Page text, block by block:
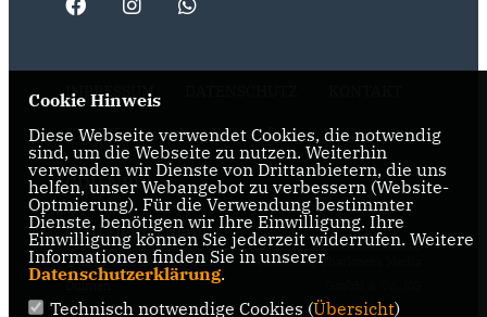
IMPRESSUM
CDU Kreisverband Coesfeld
CDU NRW
CDU Deutschlands
@2026 CDU Stadtverband
Dülmen
Alle Rechte vorbehalten.
Realisation: Sharkness Media
Cookie Hinweis
Diese Webseite verwendet Cookies, die notwendig
sind, um die Webseite zu nutzen. Weiterhin
verwenden wir Dienste von Drittanbietern, die uns
helfen, unser Webangebot zu verbessern (Website-
Optmierung). Für die Verwendung bestimmter
Dienste, benötigen wir Ihre Einwilligung. Ihre
Einwilligung können Sie jederzeit widerrufen. Weitere
Informationen finden Sie in unserer
Datenschutzerklärung.
Technisch notwendige Cookies (Übersicht)